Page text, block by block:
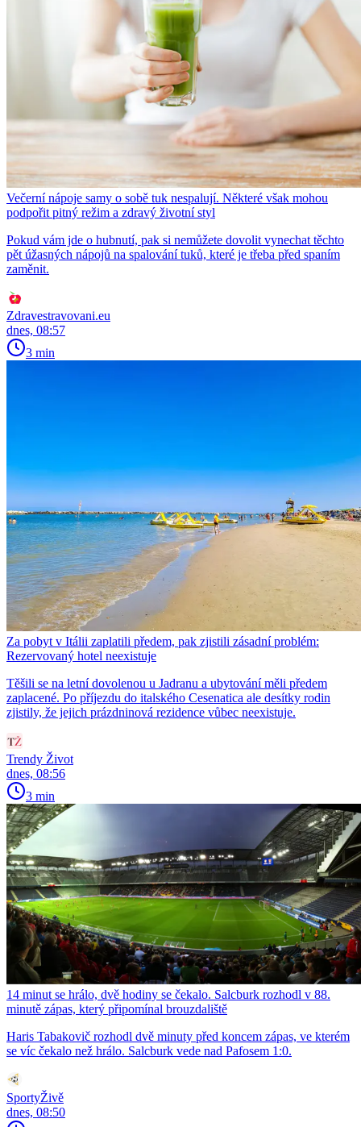
Večerní nápoje samy o sobě tuk nespalují. Některé však mohou
podpořit pitný režim a zdravý životní styl
Pokud vám jde o hubnutí, pak si nemůžete dovolit vynechat těchto
pět úžasných nápojů na spalování tuků, které je třeba před spaním
zaměnit.
Zdravestravovani.eu
dnes, 08:57
3 min
Za pobyt v Itálii zaplatili předem, pak zjistili zásadní problém:
Rezervovaný hotel neexistuje
Těšili se na letní dovolenou u Jadranu a ubytování měli předem
zaplacené. Po příjezdu do italského Cesenatica ale desítky rodin
zjistily, že jejich prázdninová rezidence vůbec neexistuje.
Trendy Život
dnes, 08:56
3 min
14 minut se hrálo, dvě hodiny se čekalo. Salcburk rozhodl v 88.
minutě zápas, který připomínal brouzdaliště
Haris Tabakovič rozhodl dvě minuty před koncem zápas, ve kterém
se víc čekalo než hrálo. Salcburk vede nad Pafosem 1:0.
SportyŽivě
dnes, 08:50